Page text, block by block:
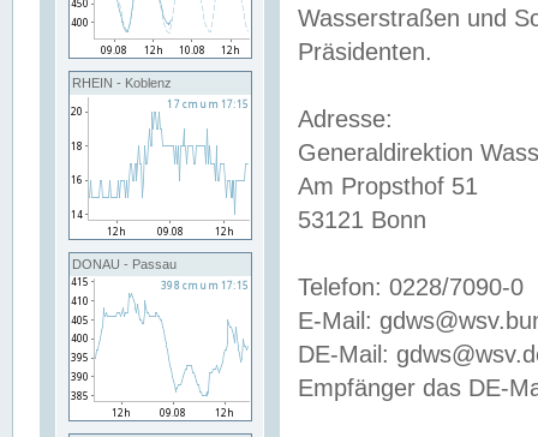
RHEIN - Koblenz
DONAU - Passau
Wasserstraßen und
Präsidenten.
Adresse:
Generaldirektion
Am Propsthof 51
53121 Bonn
Telefon: 0228/7090-0
E-Mail:
DE-Mail:
Empfänger das DE-